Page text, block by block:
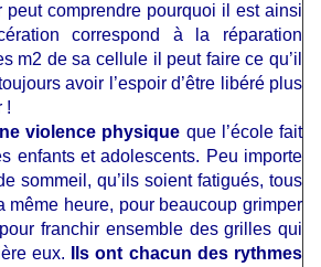
peut comprendre pourquoi il est ainsi
correspond à la réparation
m2 de sa cellule il peut faire ce qu’il
avoir l’espoir d’être libéré plus
!
violence physique que l’école fait
enfants et adolescents. Peu importe
sommeil, qu’ils soient fatigués, tous
même heure, pour beaucoup grimper
franchir ensemble des grilles qui
eux.
Ils ont chacun des rythmes